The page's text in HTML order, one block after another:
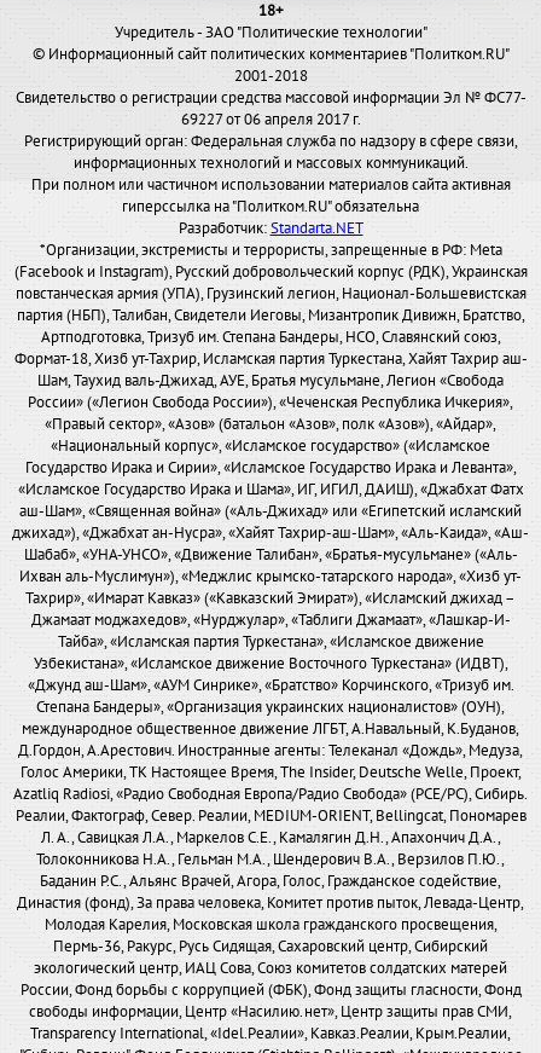
18+
Учредитель - ЗАО "Политические технологии"
© Информационный сайт политических комментариев "Политком.RU"
2001-2018
Свидетельство о регистрации средства массовой информации Эл № ФС77-
69227 от 06 апреля 2017 г.
Регистрирующий орган: Федеральная служба по надзору в сфере связи,
информационных технологий и массовых коммуникаций.
При полном или частичном использовании материалов сайта активная
гиперссылка на "Политком.RU" обязательна
Разработчик:Standarta.NET
*Организации, экстремисты и террористы, запрещенные в РФ: Meta
(Facebook и Instagram), Русский добровольческий корпус (РДК), Украинская
повстанческая армия (УПА), Грузинский легион, Национал-Большевистская
партия (НБП), Талибан, Свидетели Иеговы, Мизантропик Дивижн, Братство,
Артподготовка, Тризуб им. Степана Бандеры, НСО, Славянский союз,
Формат-18, Хизб ут-Тахрир, Исламская партия Туркестана, Хайят Тахрир аш-
Шам, Таухид валь-Джихад, АУЕ, Братья мусульмане, Легион «Свобода
России» («Легион Свобода России»), «Чеченская Республика Ичкерия»,
«Правый сектор», «Азов» (батальон «Азов», полк «Азов»), «Айдар»,
«Национальный корпус», «Исламское государство» («Исламское
Государство Ирака и Сирии», «Исламское Государство Ирака и Леванта»,
«Исламское Государство Ирака и Шама», ИГ, ИГИЛ, ДАИШ), «Джабхат Фатх
аш-Шам», «Священная война» («Аль-Джихад» или «Египетский исламский
джихад»), «Джабхат ан-Нусра», «Хайят Тахрир-аш-Шам», «Аль-Каида», «Аш-
Шабаб», «УНА-УНСО», «Движение Талибан», «Братья-мусульмане» («Аль-
Ихван аль-Муслимун»), «Меджлис крымско-татарского народа», «Хизб ут-
Тахрир», «Имарат Кавказ» («Кавказский Эмират»), «Исламский джихад –
Джамаат моджахедов», «Нурджулар», «Таблиги Джамаат», «Лашкар-И-
Тайба», «Исламская партия Туркестана», «Исламское движение
Узбекистана», «Исламское движение Восточного Туркестана» (ИДВТ),
«Джунд аш-Шам», «АУМ Синрике», «Братство» Корчинского, «Тризуб им.
Степана Бандеры», «Организация украинских националистов» (ОУН),
международное общественное движение ЛГБТ, А.Навальный, К.Буданов,
Д.Гордон, А.Арестович. Иностранные агенты: Телеканал «Дождь», Медуза,
Голос Америки, ТК Настоящее Время, The Insider, Deutsche Welle, Проект,
Azatliq Radiosi, «Радио Свободная Европа/Радио Свобода» (PCE/PC), Сибирь.
Реалии, Фактограф, Север. Реалии, MEDIUM-ORIENT, Bellingcat, Пономарев
Л. А., Савицкая Л.А., Маркелов С.Е., Камалягин Д.Н., Апахончич Д.А.,
Толоконникова Н.А., Гельман М.А., Шендерович В.А., Верзилов П.Ю.,
Баданин Р.С., Альянс Врачей, Агора, Голос, Гражданское содействие,
Династия (фонд), За права человека, Комитет против пыток, Левада-Центр,
Молодая Карелия, Московская школа гражданского просвещения,
Пермь-36, Ракурс, Русь Сидящая, Сахаровский центр, Сибирский
экологический центр, ИАЦ Сова, Союз комитетов солдатских матерей
России, Фонд борьбы с коррупцией (ФБК), Фонд защиты гласности, Фонд
свободы информации, Центр «Насилию.нет», Центр защиты прав СМИ,
Transparency International, «Idel.Реалии», Кавказ.Реалии, Крым.Реалии,